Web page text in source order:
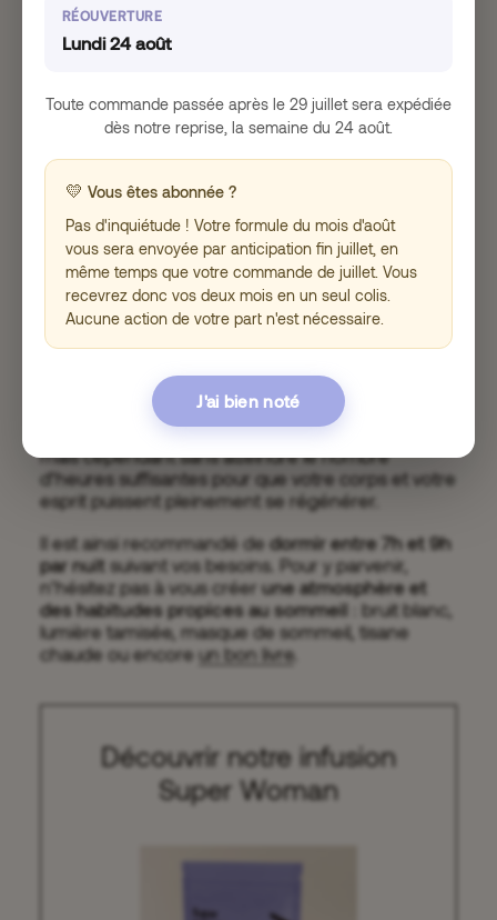
impact tout aussi important sur la qualité de notre
lever à des heures
fixes
. Grâce à cela, vous
instaurerez une réelle routine de sommeildans
votre vie. Cette dernière se révèlera précieuse
pourfaciliter l’endormissementune fois le soir
venu en habituant votre corps à s’endormir à une
heure précise, tandis que le réveil matinal
deviendra de plus en plus simple.
Conseil n°2 : Dormez
suffisamment (au moins 7h par
Dormir et dormir suffisamment sont deux notions
différentes. Vous pouvez tout à fait dormir la nuit
mais cependant sans atteindre le nombre
d’heures suffisantes pour que votre corps et votre
esprit puissent pleinement se régénérer.
Il est ainsi recommandé de dormir entre 7h et 9h
par nuit suivant vos besoins. Pour y parvenir,
n’hésitez pas à vous créer une atmosphère et
des habitudes propices au sommeil : bruit blanc,
lumière tamisée, masque de sommeil, tisane
chaude ou encore un bon livre.
Découvrir notre infusion
Super Woman
RÉOUVERTURE
Lundi 24 août
Toute commande passée après le 29 juillet sera expédiée
dès notre reprise, la semaine du 24 août.
💛 Vous êtes abonnée ?
Pas d'inquiétude ! Votre formule du mois d'août
vous sera envoyée par anticipation fin juillet, en
même temps que votre commande de juillet. Vous
recevrez donc vos deux mois en un seul colis.
Aucune action de votre part n'est nécessaire.
J'ai bien noté